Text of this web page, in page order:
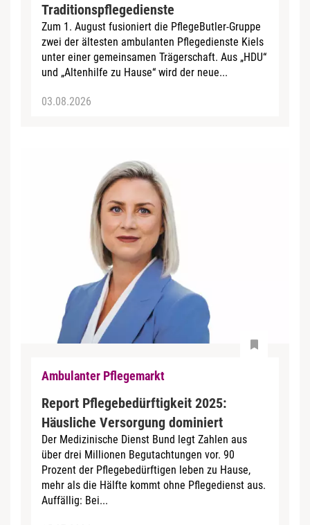
Traditionspflegedienste
Zum 1. August fusioniert die PflegeButler-Gruppe
zwei der ältesten ambulanten Pflegedienste Kiels
unter einer gemeinsamen Trägerschaft. Aus „HDU“
und „Altenhilfe zu Hause“ wird der neue...
03.08.2026
Ambulanter Pflegemarkt
Report Pflegebedürftigkeit 2025:
Häusliche Versorgung dominiert
Der Medizinische Dienst Bund legt Zahlen aus
über drei Millionen Begutachtungen vor. 90
Prozent der Pflegebedürftigen leben zu Hause,
mehr als die Hälfte kommt ohne Pflegedienst aus.
Auffällig: Bei...